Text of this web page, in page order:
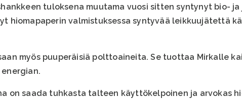
tuloksena muutama vuosi sitten syntynyt bio-
hiomapaperin valmistuksessa syntyvää leikkuujätettä
myös puuperäisiä polttoaineita. Se tuottaa Mirkalle
on saada tuhkasta talteen käyttökelpoinen ja arvokas